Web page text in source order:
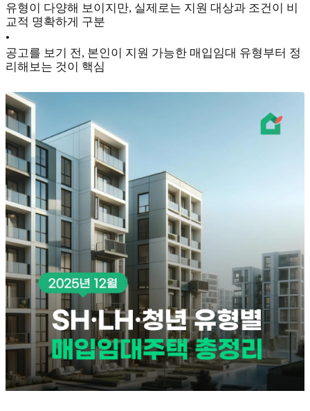
유형이 다양해 보이지만, 실제로는 지원 대상과 조건이 비
교적 명확하게 구분
•
공고를 보기 전, 본인이 지원 가능한 매입임대 유형부터 정
리해보는 것이 핵심